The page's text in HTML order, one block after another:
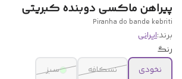
پیراهن ماکسی دوبنده کبریتی
Piranha do bande kebriti
برند:ایرانی
رنگ
نخودی
نسکافه سبز